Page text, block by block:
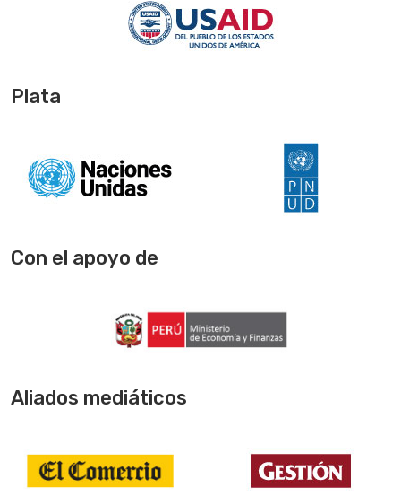
Plata
Con el apoyo de
Aliados mediáticos